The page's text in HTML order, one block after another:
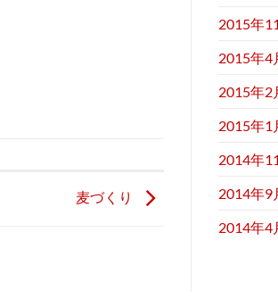
麦づくり
2015年
2015年4
2015年2
2015年1
2014年
2014年9
2014年4